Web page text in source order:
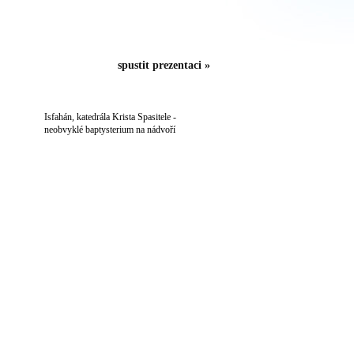
spustit prezentaci »
Isfahán, katedrála Krista Spasitele -
neobvyklé baptysterium na nádvoří